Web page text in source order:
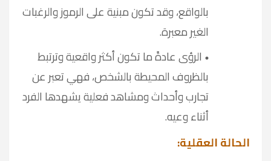
بالواقع، وقد تكون مبنية على الرموز والرغبات
الغير معبرة.
الرؤى عادةً ما تكون أكثر واقعية وترتبط
بالظروف المحيطة بالشخص، فهي تعبر عن
تجارب وأحداث ومشاهد فعلية يشهدها الفرد
أثناء وعيه.
الحالة العقلية: